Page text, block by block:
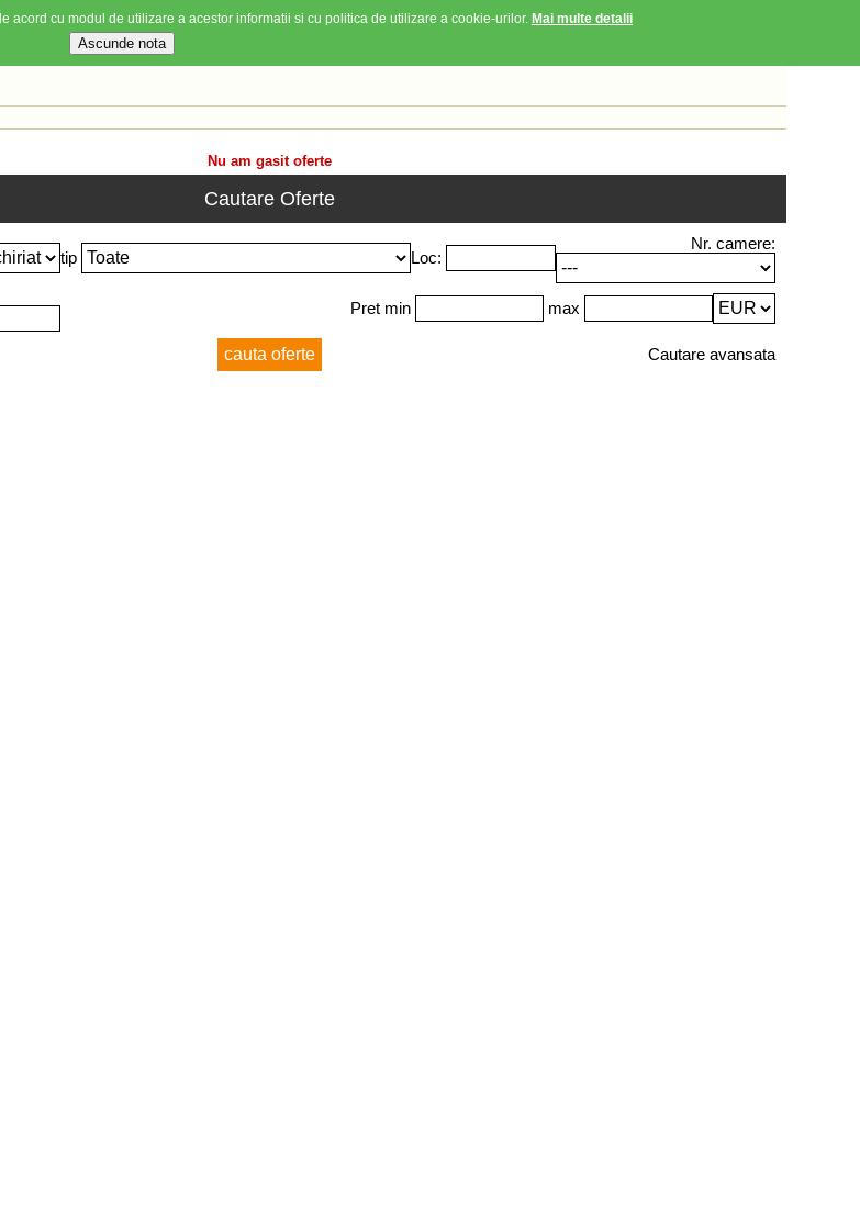
Nu am gasit oferte
Cautare Oferte
tip Loc:
Nr. camere:
Pret min max
Cautare avansata
acord cu modul de utilizare a acestor informatii si cu politica de utilizare a cookie-urilor. Mai multe detalii